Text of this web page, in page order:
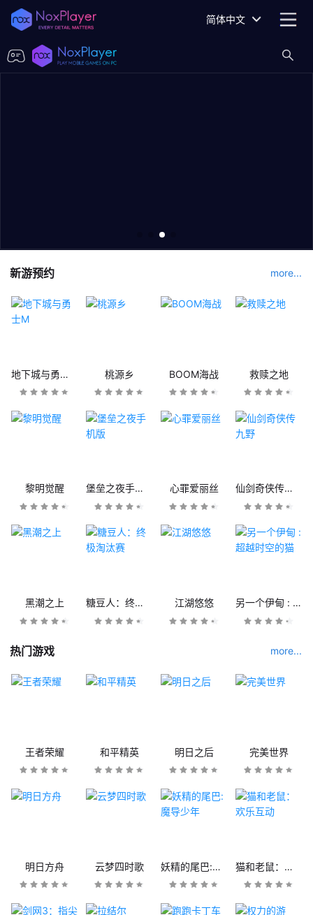
简体中文
新游预约 more...
地下城与勇士M 桃源乡 BOOM海战 救赎之地
黎明觉醒 堡垒之夜手机版 心罪爱丽丝 仙剑奇侠传九野
黑潮之上 糖豆人：终极淘汰赛 江湖悠悠 另一个伊甸 : 超越时空的猫
热门游戏 more...
王者荣耀 和平精英 明日之后 完美世界
明日方舟 云梦四时歌 妖精的尾巴:魔导少年 猫和老鼠：欢乐互动